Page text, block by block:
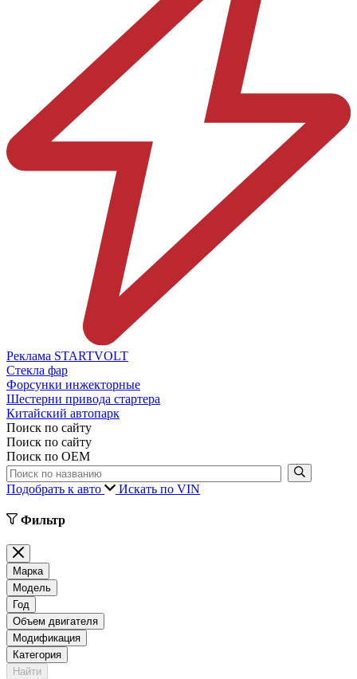
Реклама STARTVOLT
Стекла фар
Форсунки инжекторные
Шестерни привода стартера
Китайский автопарк
Поиск по сайту
Поиск по сайту
Поиск по ОЕМ
Подобрать к авто Искать по VIN
Фильтр
Марка
Модель
Год
Объем двигателя
Модификация
Категория
Найти